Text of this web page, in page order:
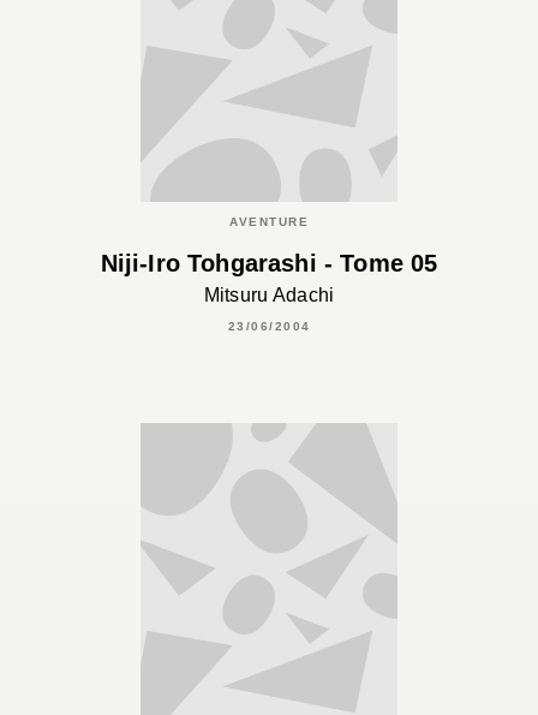
AVENTURE
Niji-Iro Tohgarashi - Tome 05
Mitsuru Adachi
23/06/2004